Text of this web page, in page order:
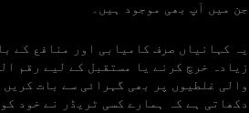
جن میں آپ بھی موجود ہیں۔
یہ کہانیاں صرف کامیابی اور منافع کے
زیادہ خرچ کرنے یا مستقبل کے لیے رقم
والی غلطیوں پر بھی گہرائی سے بات
دکھاتی ہے کہ ہمارے کسی ٹریڈر نے خود